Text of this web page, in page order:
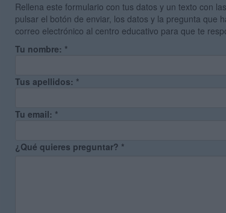
Rellena este formulario con tus datos y un texto con
pulsar el botón de enviar, los datos y la pregunta que
correo electrónico al centro educativo para que te
Tu nombre: *
Tus apellidos: *
Tu email: *
¿Qué quieres preguntar? *